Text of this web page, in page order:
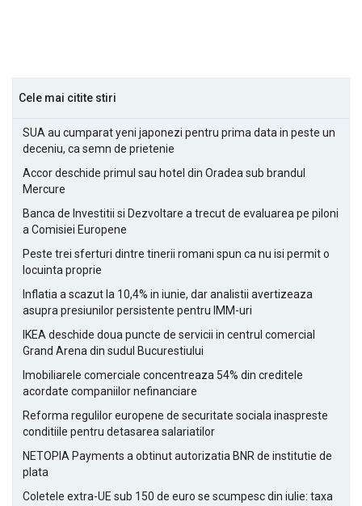
Cele mai citite stiri
SUA au cumparat yeni japonezi pentru prima data in peste un
deceniu, ca semn de prietenie
Accor deschide primul sau hotel din Oradea sub brandul
Mercure
Banca de Investitii si Dezvoltare a trecut de evaluarea pe piloni
a Comisiei Europene
Peste trei sferturi dintre tinerii romani spun ca nu isi permit o
locuinta proprie
Inflatia a scazut la 10,4% in iunie, dar analistii avertizeaza
asupra presiunilor persistente pentru IMM-uri
IKEA deschide doua puncte de servicii in centrul comercial
Grand Arena din sudul Bucurestiului
Imobiliarele comerciale concentreaza 54% din creditele
acordate companiilor nefinanciare
Reforma regulilor europene de securitate sociala inaspreste
conditiile pentru detasarea salariatilor
NETOPIA Payments a obtinut autorizatia BNR de institutie de
plata
Coletele extra-UE sub 150 de euro se scumpesc din iulie: taxa